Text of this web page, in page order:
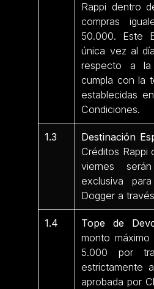
Rappi dentro
compras
50.000. Este
única vez al
respecto a la
cumpla con la
establecidas
Condiciones.
1.3 Destinación
Créditos Rappi
viernes
exclusiva
Dogger a
1.4 Tope de
monto
5.000 por
estrictamente
aprobada por